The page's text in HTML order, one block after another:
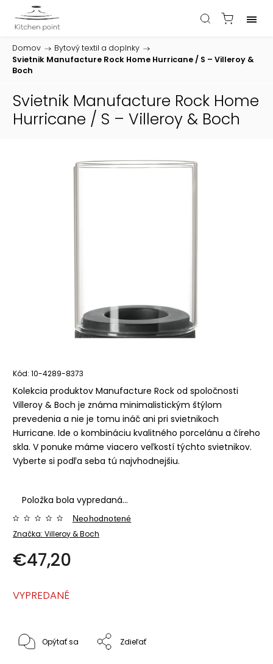
Domov / Bytový textil a doplnky /
Svietnik Manufacture Rock Home Hurricane / S – Villeroy &
Boch
Svietnik Manufacture Rock Home
Hurricane / S – Villeroy & Boch
Kód: 10-4289-8373
Kolekcia produktov Manufacture Rock od spoločnosti
Villeroy & Boch je známa minimalistickým štýlom
prevedenia a nie je tomu ináč ani pri svietnikoch
Hurricane. Ide o kombináciu kvalitného porcelánu a číreho
skla. V ponuke máme viacero veľkostí týchto svietnikov.
Vyberte si podľa seba tú najvhodnejšiu.
Položka bola vypredaná…
Značka: Villeroy & Boch
Neohodnotené
€47,20
VYPREDANÉ
Opýtať sa Zdieľať